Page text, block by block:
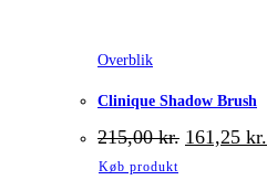
Overblik
Clinique Shadow Brush
215,00kr. Den
oprindelige
161,25 kr.
Køb produkt